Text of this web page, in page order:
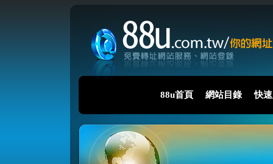
88u首頁 網站目錄 快